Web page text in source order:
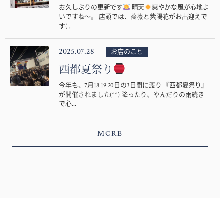
お久しぶりの更新です 晴天
爽やかな風が心地よ
いですね〜。 店頭では、薔薇と紫陽花がお出迎えで
す(...
2025.07.28 お店のこと
西都夏祭り
今年も、7月18.19.20日の3日間に渡り 『西都夏祭り』
が開催されました(^^) 降ったり、やんだりの雨続き
で心...
MORE